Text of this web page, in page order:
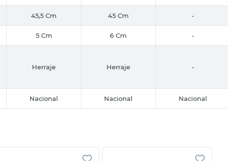
45,5 Cm 45 Cm -
5 Cm 6 Cm -
Herraje Herraje -
Nacional Nacional Nacional